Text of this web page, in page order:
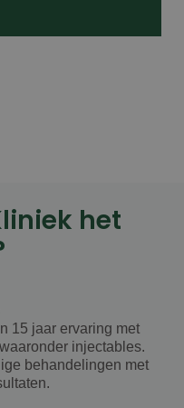
het
15 jaar ervaring met
injectables.
behandelingen met